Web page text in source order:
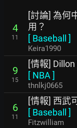
4
11
[討論] 為何
用？
[ Baseball ]
Keira1990
9
15
[情報]
[ NBA]
thnlkj0665
6
11
[情報] 西武
[ Baseball ]
Fitzwilliam